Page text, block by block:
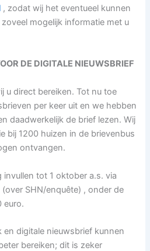
, zodat wij het eventueel kunnen
mogelijk informatie met u
DE DIGITALE NIEUWSBRIEF
u direct bereiken. Tot nu toe
per keer uit en we hebben
daadwerkelijk de brief lezen. Wij
bij 1200 huizen in de brievenbus
ontvangen.
tot 1 oktober a.s. via
(over SHN/enquête) , onder de
euro.
digitale nieuwsbrief kunnen
bereiken; dit is zeker